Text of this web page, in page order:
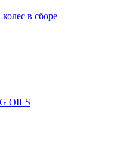
в сборе
OILS